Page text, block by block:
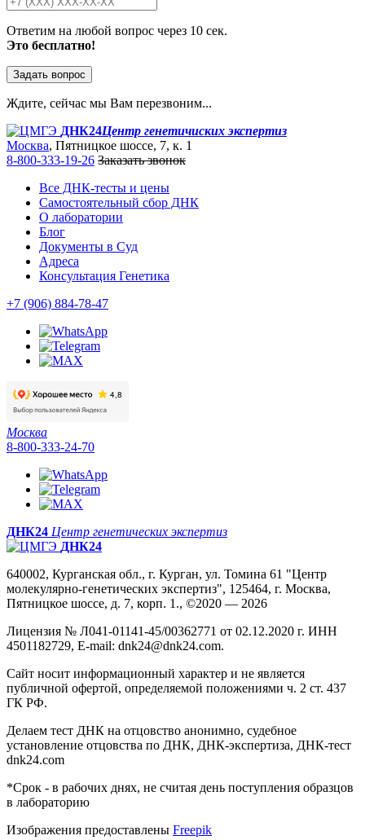
Ответим на любой вопрос через 10 сек.
Это бесплатно!
Задать вопрос
Ждите, сейчас мы Вам перезвоним...
ДНК24Центр генетичиских экспертиз
Москва, Пятницкое шоссе, 7, к. 1
8-800-333-19-26 Заказать звонок
Все ДНК-тесты и цены
Самостоятельный сбор ДНК
О лаборатории
Блог
Документы в Суд
Адреса
Консультация Генетика
+7 (906) 884-78-47
Москва
8-800-333-24-70
ДНК24 Центр генетических экспертиз
ДНК24
640002, Курганская обл., г. Курган, ул. Томина 61 "Центр
молекулярно-генетических экспертиз", 125464, г. Москва,
Пятницкое шоссе, д. 7, корп. 1., ©2020 — 2026
Лицензия № Л041-01141-45/00362771 от 02.12.2020 г. ИНН
4501182729, E-mail: dnk24@dnk24.com.
Сайт носит информационный характер и не является
публичной офертой, определяемой положениями ч. 2 ст. 437
ГК РФ.
Делаем тест ДНК на отцовство анонимно, судебное
установление отцовства по ДНК, ДНК-экспертиза, ДНК-тест
dnk24.com
*Срок - в рабочих днях, не считая день поступления образцов
в лабораторию
Изображения предоставлены Freepik